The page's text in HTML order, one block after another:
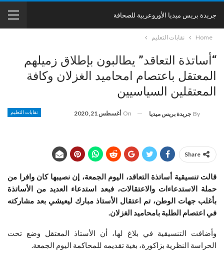
جريدة بريس ميديا الأوروعربية للصحافة
Home نقابات التعليم
“أساتذة التعاقد” يطالبون بإطلاق زميلهم
المعتقل باعتصام امحاميد الغزلان وكافة
المعتقلين السياسيين
نقابات التعليم By جريدة بريس ميديا On أغسطس 21, 2020
Share
قالت تنسيقية أساتذة التعاقد، اليوم الجمعة، إن نصيبها كان وافرا من
حملة الاستدعاءات والاعتقالات، فبعد استدعاء العديد من الأساتذة
بأغلب جهات الوطن، تم اعتقال الأستاذ مبارك ليعيشي بعد مشاركته
في اعتصام الطلبة بامحاميد الغزلان.
وأضافت التنسيقية في بلاغ لها، أن الأستاذ المعتقل وضع تحت
الحراسة النظرية بزاكورة، بغية تقديمه للمحاكمة اليوم الجمعة.